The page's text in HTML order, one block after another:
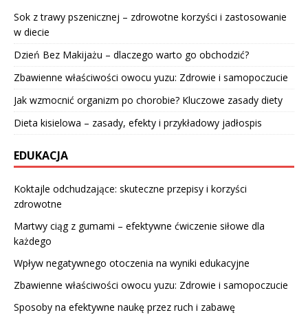
Sok z trawy pszenicznej – zdrowotne korzyści i zastosowanie
w diecie
Dzień Bez Makijażu – dlaczego warto go obchodzić?
Zbawienne właściwości owocu yuzu: Zdrowie i samopoczucie
Jak wzmocnić organizm po chorobie? Kluczowe zasady diety
Dieta kisielowa – zasady, efekty i przykładowy jadłospis
EDUKACJA
Koktajle odchudzające: skuteczne przepisy i korzyści
zdrowotne
Martwy ciąg z gumami – efektywne ćwiczenie siłowe dla
każdego
Wpływ negatywnego otoczenia na wyniki edukacyjne
Zbawienne właściwości owocu yuzu: Zdrowie i samopoczucie
Sposoby na efektywne naukę przez ruch i zabawę